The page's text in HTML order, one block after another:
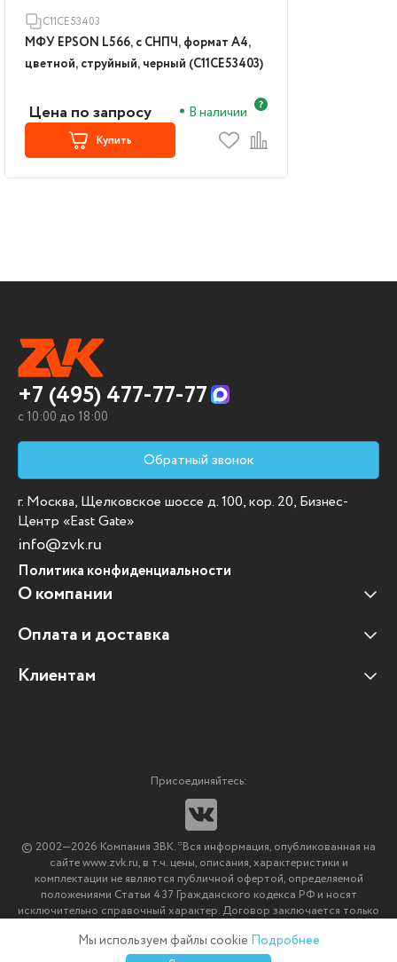
C11CE53403
МФУ EPSON L566, с СНПЧ, формат А4,
цветной, струйный, черный (C11CE53403)
Цена по запросу В наличии
Купить
+7 (495) 477-77-77
c 10:00 до 18:00
Обратный звонок
г. Москва, Щелковское шоссе д. 100, кор. 20, Бизнес-
Центр «East Gate»
info@zvk.ru
Политика конфиденциальности
О компании
Наши клиенты
Отзывы клиентов
Оплата и доставка
Оплата и доставка
Клиентам
Мультимедийное оборудование
Импортозамещение ПО
© 2002—2026 Компания ЗВК. *Вся информация, опубликованная на
сайте www.zvk.ru, в т.ч. цены, описания, характеристики и
комплектации не являются публичной офертой, определяемой
положениями Статьи 437 Гражданского кодекса РФ и носят
исключительно справочный характер. Договор заключается только
ЗВК.
Присоединяйтесь:
0 0
Мы используем файлы cookie Подробнее